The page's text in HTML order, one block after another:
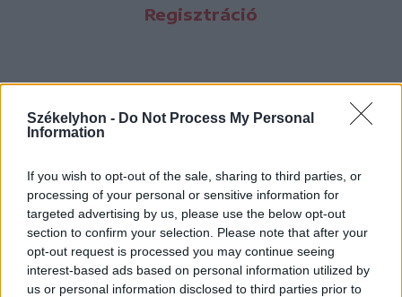
Székelyhon - Do Not Process My Personal
Information
If you wish to opt-out of the sale, sharing to third parties, or
processing of your personal or sensitive information for
targeted advertising by us, please use the below opt-out
section to confirm your selection. Please note that after your
opt-out request is processed you may continue seeing
interest-based ads based on personal information utilized by
us or personal information disclosed to third parties prior to
Regisztráció
Hasznos
Impresszum